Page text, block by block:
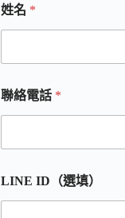
姓名 *
聯絡電話 *
LINE ID（選填）